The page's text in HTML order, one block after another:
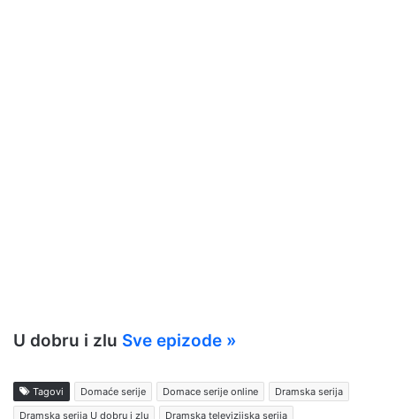
U dobru i zlu Sve epizode »
Tagovi Domaće serije Domace serije online
Dramska serija
Dramska serija U dobru i zlu
Dramska televizijska serija